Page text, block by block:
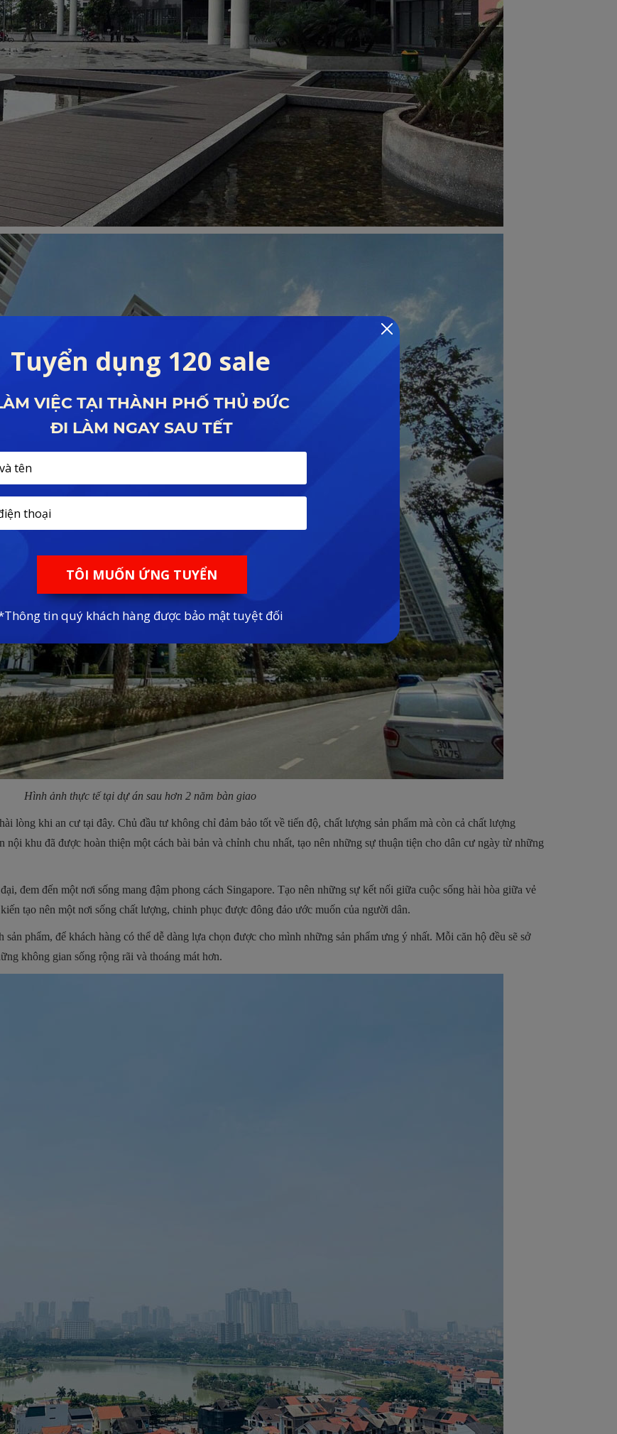
Hình ảnh thực tế tại dự án sau hơn 2 năm bàn giao
lòng khi an cư tại đây. Chủ đầu tư không chỉ đảm bảo tốt về tiến độ, chất lượng sản phẩm mà còn cả chất lượng
khu đã được hoàn thiện một cách bài bản và chỉnh chu nhất, tạo nên những sự thuận tiện cho dân cư ngày từ những
đem đến một nơi sống mang đậm phong cách Singapore. Tạo nên những sự kết nối giữa cuộc sống hài hòa giữa vẻ
tạo nên một nơi sống chất lượng, chinh phục được đông đảo ước muốn của người dân.
phẩm, để khách hàng có thể dễ dàng lựa chọn được cho mình những sản phẩm ưng ý nhất. Mỗi căn hộ đều sẽ sở
không gian sống rộng rãi và thoáng mát hơn.